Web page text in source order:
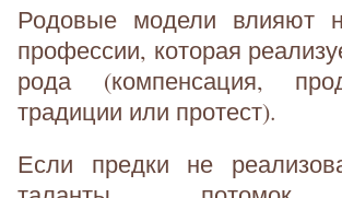
Родовые модели влияют
профессии, которая
рода (компенсация,
традиции или протест).
Если предки не